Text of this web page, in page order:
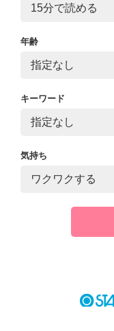
年齢
キーワード
気持ち